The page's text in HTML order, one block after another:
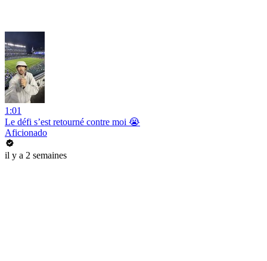
1:01
Le défi s’est retourné contre moi 😭
Aficionado
il y a 2 semaines